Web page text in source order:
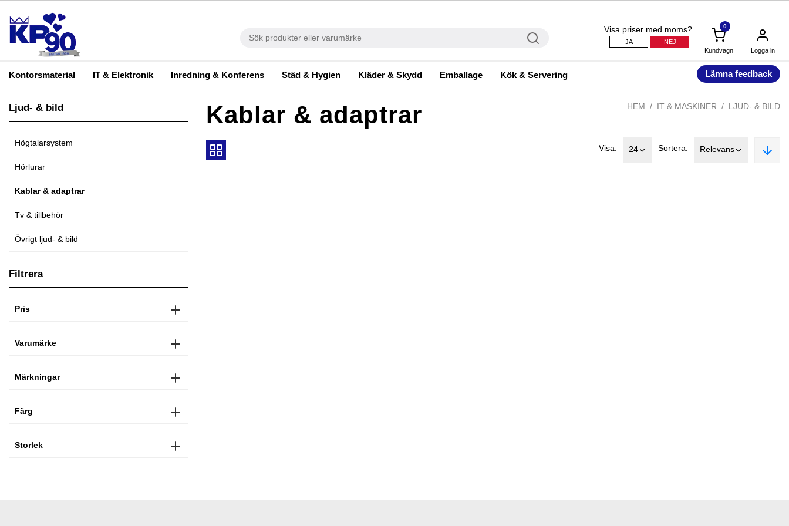
Visa priser med moms?
JA NEJ
0
Kundvagn Logga in
Kontorsmaterial IT & Elektronik Inredning & Konferens Städ & Hygien Kläder & Skydd Emballage Kök & Servering Lämna feedback
Ljud- & bild
Högtalarsystem
Hörlurar
Kablar & adaptrar
Tv & tillbehör
Övrigt ljud- & bild
Filtrera
Pris
Varumärke
Märkningar
Färg
Storlek
HEM IT & MASKINER LJUD- & BILD
Kablar & adaptrar
Visa: 24 Sortera: Relevans